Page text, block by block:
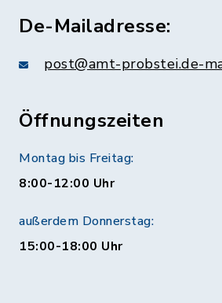
De-Mailadresse:
post@amt-probstei.de-
Öffnungszeiten
Montag bis Freitag:
8:00-12:00 Uhr
außerdem Donnerstag:
15:00-18:00 Uhr